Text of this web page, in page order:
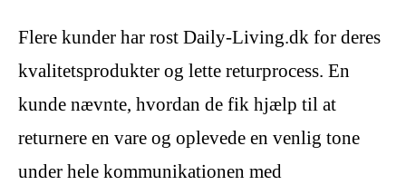
Flere kunder har rost Daily-Living.dk for deres
kvalitetsprodukter og lette returprocess. En
kunde nævnte, hvordan de fik hjælp til at
returnere en vare og oplevede en venlig tone
under hele kommunikationen med